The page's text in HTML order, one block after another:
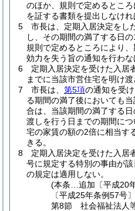
のほか、規則で定めるとこ
を証する書類を提出しなけれ
5
市長は、定期入居決定をし
し、その期間の満了する日
規則で定めるところにより
効力を失う旨の通知を行わな
6
定期入居決定を受けた入居
までに当該市営住宅を明け渡
7
市長は、 第5項の通知を受
る期間の満了後においても
合は、当該期間の満了する
渡しを行う日までの期間に
宅の家賃の額の2倍に相当す
きる。
8
定期入居決定を受けた入居
号に規定する特別の事由が該
の規定は適用しない。
(本条…追加〔平成20
〔平成25年条例57号
第8節
社会福祉法人